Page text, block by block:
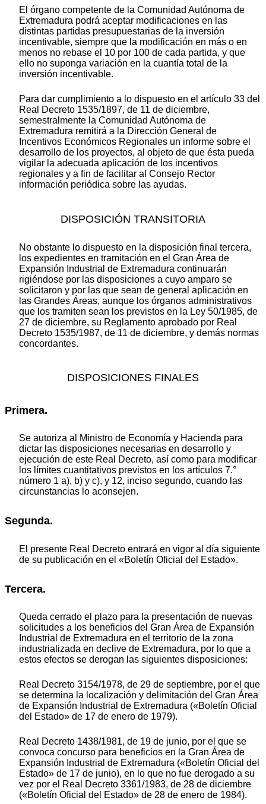
El órgano competente de la Comunidad Autónoma de
Extremadura podrá aceptar modificaciones en las
distintas partidas presupuestarias de la inversión
incentivable, siempre que la modificación en más o en
menos no rebase el 10 por 100 de cada partida, y que
ello no suponga variación en la cuantía total de la
inversión incentivable.
Para dar cumplimiento a lo dispuesto en el artículo 33 del
Real Decreto 1535/1897, de 11 de diciembre,
semestralmente la Comunidad Autónoma de
Extremadura remitirá a la Dirección General de
Incentivos Económicos Regionales un informe sobre el
desarrollo de los proyectos, al objeto de que ésta pueda
vigilar la adecuada aplicación de los incentivos
regionales y a fin de facilitar al Consejo Rector
información periódica sobre las ayudas.
DISPOSICIÓN TRANSITORIA
No obstante lo dispuesto en la disposición final tercera,
los expedientes en tramitación en el Gran Área de
Expansión Industrial de Extremadura continuarán
rigiéndose por las disposiciones a cuyo amparo se
solicitaron y por las que sean de general aplicación en
las Grandes Áreas, aunque los órganos administrativos
que los tramiten sean los previstos en la Ley 50/1985, de
27 de diciembre, su Reglamento aprobado por Real
Decreto 1535/1987, de 11 de diciembre, y demás normas
concordantes.
DISPOSICIONES FINALES
Primera.
Se autoriza al Ministro de Economía y Hacienda para
dictar las disposiciones necesarias en desarrollo y
ejecución de este Real Decreto, así como para modificar
los límites cuantitativos previstos en los artículos 7.°
número 1 a), b) y c), y 12, inciso segundo, cuando las
circunstancias lo aconsejen.
Segunda.
El presente Real Decreto entrará en vigor al día siguiente
de su publicación en el «Boletín Oficial del Estado».
Tercera.
Queda cerrado el plazo para la presentación de nuevas
solicitudes a los beneficios del Gran Área de Expansión
Industrial de Extremadura en el territorio de la zona
industrializada en declive de Extremadura, por lo que a
estos efectos se derogan las siguientes disposiciones:
Real Decreto 3154/1978, de 29 de septiembre, por el que
se determina la localización y delimitación del Gran Área
de Expansión Industrial de Extremadura («Boletín Oficial
del Estado» de 17 de enero de 1979).
Real Decreto 1438/1981, de 19 de junio, por el que se
convoca concurso para beneficios en la Gran Área de
Expansión Industrial de Extremadura («Boletín Oficial del
Estado» de 17 de junio), en lo que no fue derogado a su
vez por el Real Decreto 3361/1983, de 28 de diciembre
(«Boletín Oficial del Estado» de 28 de enero de 1984).